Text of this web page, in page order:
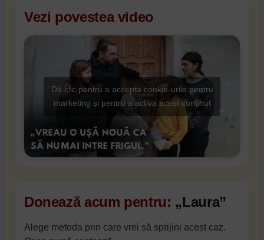
Vezi povestea video
Dă clic pentru a accepta cookie-urile pentru
marketing și pentru a activa acest conținut
Donează acum pentru: „Laura”
Alege metoda prin care vrei să sprijini acest caz.